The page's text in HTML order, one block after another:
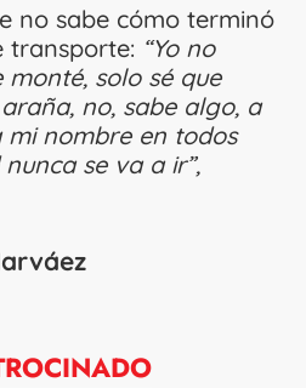
no sabe cómo terminó
transporte: “Yo no
solo sé que
no, sabe algo, a
mi nombre en todos
se va a ir”,